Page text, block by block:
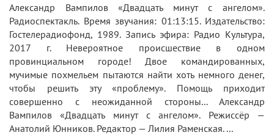
Александр Вампилов «Двадцать минут с ангелом».
Радиоспектакль. Время звучания: 01:13:15. Издательство:
Гостелерадиофонд, 1989. Запись эфира: Радио Культура,
2017 г. Невероятное происшествие в одном
провинциальном городе! Двое командированных,
мучимые похмельем пытаются найти хоть немного денег,
чтобы решить эту «проблему». Помощь приходит
совершенно с неожиданной стороны... Александр
Вампилов «Двадцать минут с ангелом». Режиссёр —
Анатолий Юнников. Редактор — Лилия Раменская. ...